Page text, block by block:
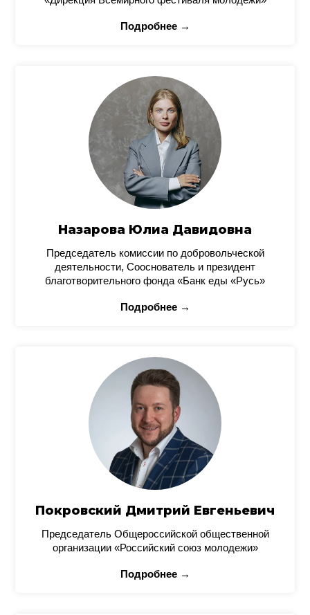
Подробнее →
Назарова Юлиа Давидовна
Председатель комиссии по добровольческой
деятельности, Сооснователь и президент
благотворительного фонда «Банк еды «Русь»
Подробнее →
Покровский Дмитрий Евгеньевич
Председатель Общероссийской общественной
организации «Российский союз молодежи»
Подробнее →